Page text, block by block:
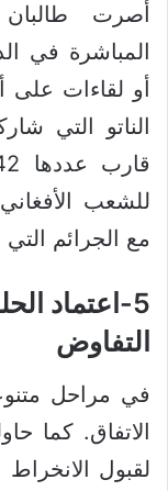
أصرت
المباشرة في
أو لقاءات
الناتو التي
للشعب
مع الجرائم التي
5-اعتماد
التفاوض
في مراحل
الاتفاق. كما
لقبول